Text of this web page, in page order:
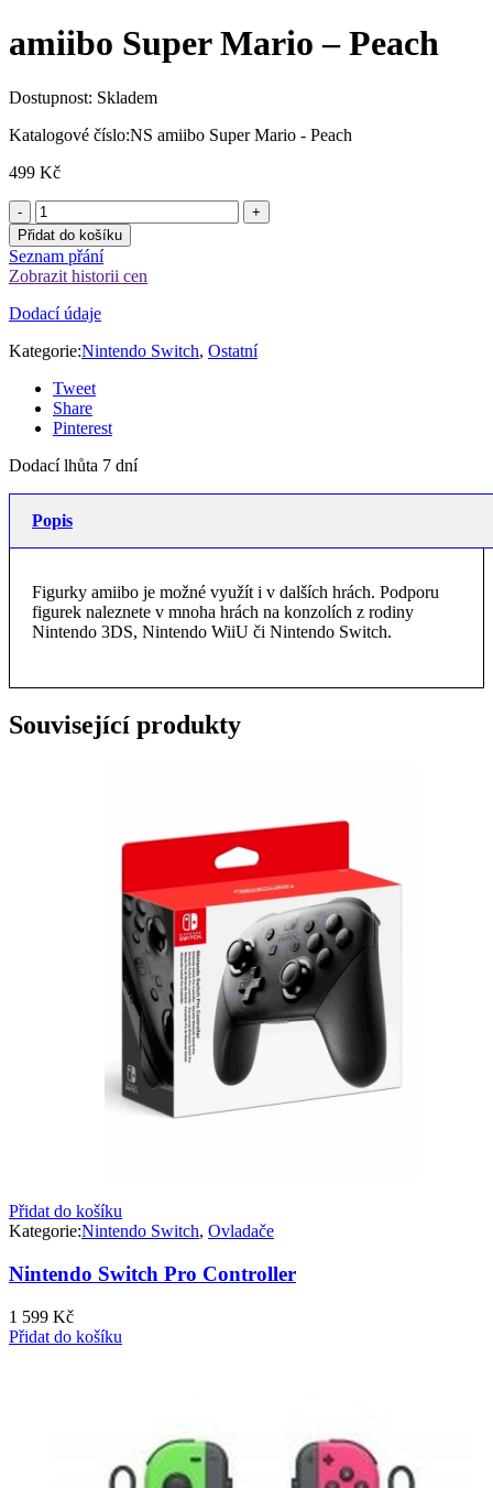
amiibo Super Mario – Peach
Dostupnost: Skladem
Katalogové číslo:NS amiibo Super Mario - Peach
499 Kč
Přidat do košíku
Seznam přání
Zobrazit historii cen
Dodací údaje
Kategorie:Nintendo Switch, Ostatní
Tweet
Share
Pinterest
Dodací lhůta 7 dní
Popis
Figurky amiibo je možné využít i v dalších hrách. Podporu
figurek naleznete v mnoha hrách na konzolích z rodiny
Nintendo 3DS, Nintendo WiiU či Nintendo Switch.
Související produkty
Přidat do košíku
Kategorie:Nintendo Switch, Ovladače
Nintendo Switch Pro Controller
1 599 Kč
Přidat do košíku